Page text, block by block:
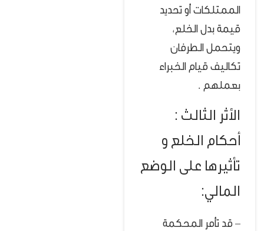
الممتلكات أو تحديد
قيمة بدل الخلع،
ويتحمل الطرفان
تكاليف قيام الخبراء
بعملهم .
الأثر الثالث :
أحكام الخلع و
تأثيرها على الوضع
المالي:
– قد تأمر المحكمة